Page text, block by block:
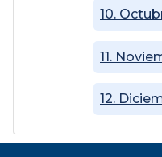
10.
11.
12.